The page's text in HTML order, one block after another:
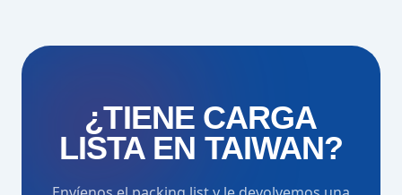
¿TIENE CARGA
LISTA EN TAIWAN?